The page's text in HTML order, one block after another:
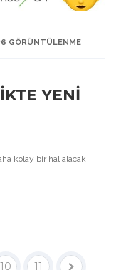
GÖRÜNTÜLENME
YENİ
kolay bir hal alacak
10 11